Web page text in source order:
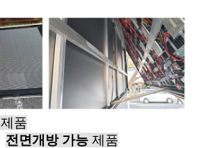
제품
전면개방 가능제품